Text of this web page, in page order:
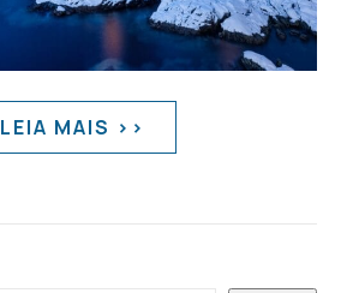
LEIA MAIS >>